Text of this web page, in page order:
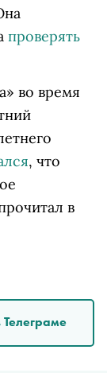
проверять
во время
, что
в